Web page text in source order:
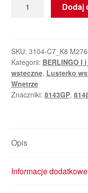
Lusterko
Berlingo
Peugeot
Partner
8143GP
Dodaj
SKU: 3104-C7_K8
Kategorii: BERLINGO I
wsteczne, Lusterko
Wnętrze
Znaczniki: 8143GP,
Opis
Informacje dodatkowe